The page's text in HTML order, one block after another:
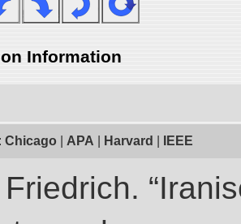
Information
Chicago APA Harvard IEEE